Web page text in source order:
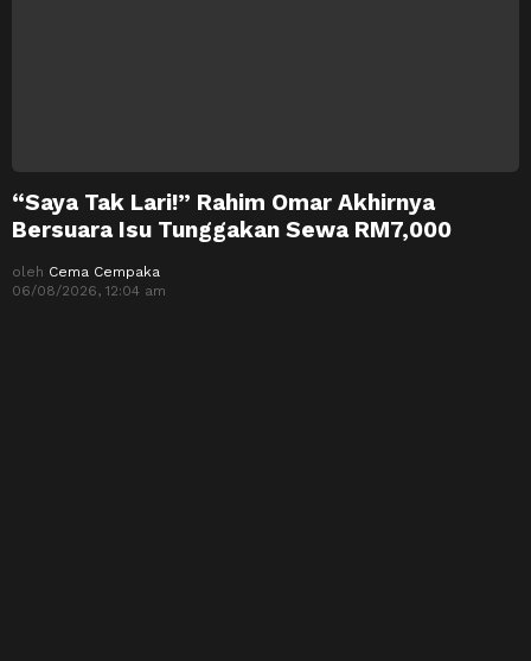
“Saya Tak Lari!” Rahim Omar Akhirnya
Bersuara Isu Tunggakan Sewa RM7,000
oleh Cema Cempaka
06/08/2026, 12:04 am